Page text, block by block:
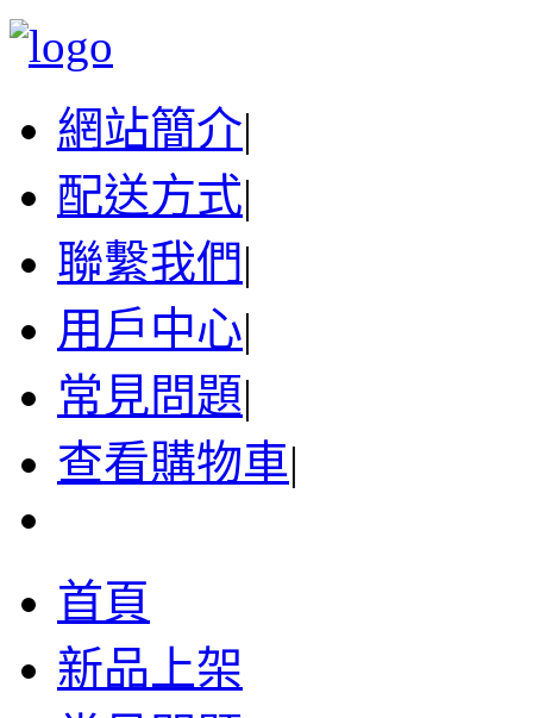
網站簡介|
配送方式|
聯繫我們|
用戶中心|
常見問題|
查看購物車|
首頁
新品上架